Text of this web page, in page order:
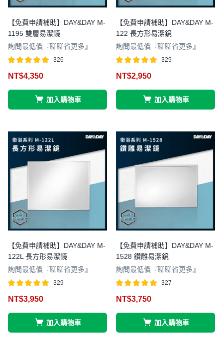
【免費申請補助】DAY&DAY M-
1195 雙層易潔鏡
詢問最低價『聊聊省更多』
4.98
326
NT$4,350
加入購物車
【免費申請補助】DAY&DAY M-
122 長方形易潔鏡
詢問最低價『聊聊省更多』
4.96
329
NT$2,950
加入購物車
【免費申請補助】DAY&DAY M-
122L 長方形易潔鏡
詢問最低價『聊聊省更多』
4.97
329
NT$3,950
加入購物車
【免費申請補助】DAY&DAY M-
1528 鑽雕易潔鏡
詢問最低價『聊聊省更多』
4.97
327
NT$3,750
加入購物車